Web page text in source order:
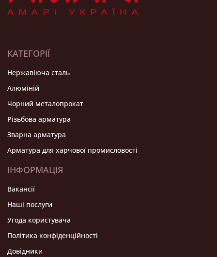
КАТЕГОРІЇ
Нержавіюча сталь
Алюміній
Чорний металопрокат
Різьбова арматура
Зварна арматура
Арматура для харчової промисловості
ІНФОРМАЦІЯ
Вакансії
Нашi послуги
Угода користувача
Політика конфіденційності
Довідники